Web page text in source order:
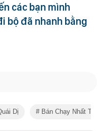
các bạn mình
bộ đã nhanh bằng
Dị Bán Chạy Nhất